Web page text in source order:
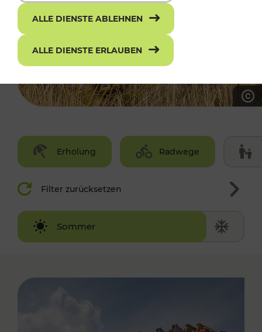
Erholung Radwege
Filter zurücksetzen
Sommer
Winter
ALLE DIENSTE ABLEHNEN
ALLE DIENSTE ERLAUBEN